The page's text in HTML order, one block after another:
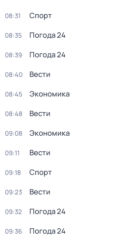
08:31 Спорт
08:35 Погода 24
08:39 Погода 24
08:40 Вести
08:45 Экономика
08:48 Вести
09:08 Экономика
09:11 Вести
09:18 Спорт
09:23 Вести
09:32 Погода 24
09:36 Погода 24